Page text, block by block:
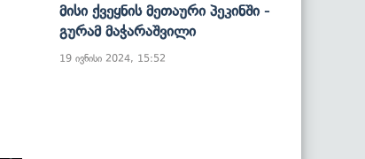
Მისი Ქვეყნის Მეთაური Პეკინში -
Გურამ Მაჭარაშვილი
19 ივნისი 2024, 15:52